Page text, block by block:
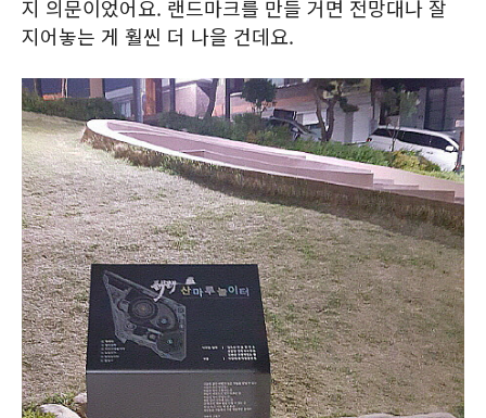
지 의문이었어요. 랜드마크를 만들 거면 전망대나 잘
지어놓는 게 훨씬 더 나을 건데요.